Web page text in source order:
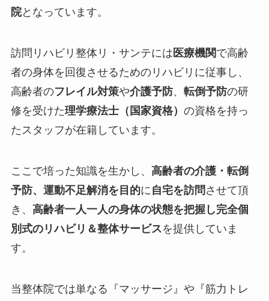
院となっています。
訪問リハビリ整体リ・サンテには 医療機関で高齢
者の身体を回復させるためのリハビリに従事し、
高齢者のフレイル対策や介護予防、 転倒予防の研
修を受けた理学療法士（国家資格） の資格を持っ
たスタッフが在籍しています。
ここで培った知識を生かし、 高齢者の介護・転倒
予防、運動不足解消を目的に 自宅を訪問 させて頂
き、 高齢者一人一人の身体の状態を把握し完全個
別式のリハビリ＆整体サービスを提供していま
す。
当整体院では単なる『マッサージ 』や『筋力トレ